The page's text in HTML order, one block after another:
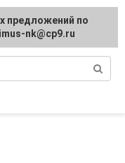
предложений по
nk@cp9.ru